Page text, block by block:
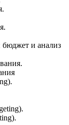
и анализ